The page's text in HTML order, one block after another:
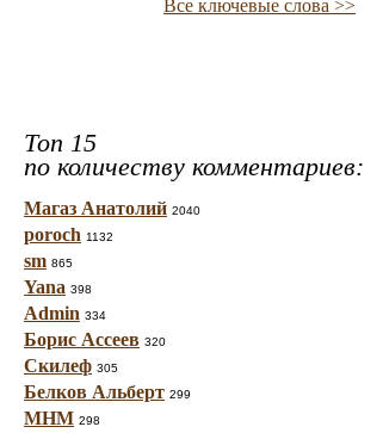
Все ключевые слова >>
Топ 15
по количеству комментариев:
Магаз Анатолий 2040
poroch 1132
sm 865
Yana 398
Admin 334
Борис Ассеев 320
Скилеф 305
Белков Альберт 299
МНМ 298